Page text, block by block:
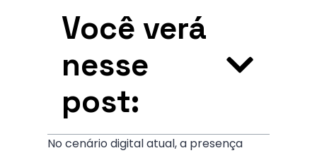
Você verá
nesse
post:
No cenário digital atual, a presença